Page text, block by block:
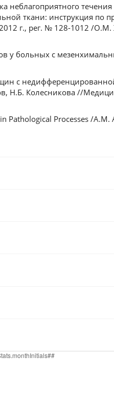
неблагоприятного
ткани: инструкция по
г., рег. № 128-1012 /
у больных с
с
Н.Б. Колесникова //
Pathological Processes /